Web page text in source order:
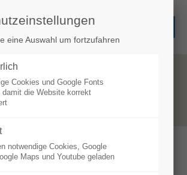
TELEFONISCH
eine Auswahl um fortzufahren
Cookies und Google Fonts
damit die Website korrekt
notwendige Cookies, Google
Maps und Youtube geladen